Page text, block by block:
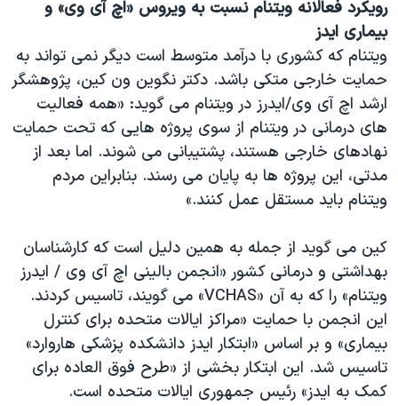
رویکرد فعالانه ویتنام نسبت به ویروس «اچ آی وی» و
بیماری ایدز
ویتنام که کشوری با درآمد متوسط است دیگر نمی تواند به
حمایت خارجی متکی باشد. دکتر نگوین ون کین، پژوهشگر
ارشد اچ آی وی/ایدرز در ویتنام می گوید: «همه فعالیت
های درمانی در ویتنام از سوی پروژه هایی که تحت حمایت
نهادهای خارجی هستند، پشتیبانی می شوند. اما بعد از
مدتی، این پروژه ها به پایان می رسند. بنابراین مردم
ویتنام باید مستقل عمل کنند.»
کین می گوید از جمله به همین دلیل است که کارشناسان
بهداشتی و درمانی کشور «انجمن بالینی اچ آی وی / ایدرز
ویتنام» را که به آن «VCHAS» می گویند، تاسیس کردند.
این انجمن با حمایت «مراکز ایالات متحده برای کنترل
بیماری» و بر اساس «ابتکار ایدز دانشکده پزشکی هاروارد»
تاسیس شد. این ابتکار بخشی از «طرح فوق العاده برای
کمک به ایدز» رئیس جمهوری ایالات متحده است.